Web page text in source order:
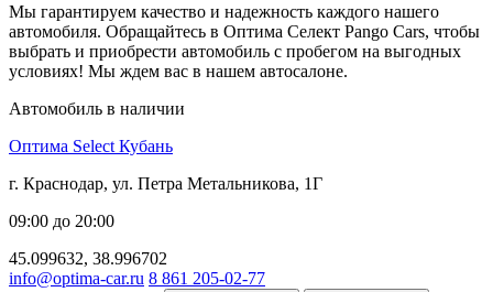
Мы гарантируем качество и надежность каждого нашего
автомобиля. Обращайтесь в Оптима Селект Pango Cars, чтобы
выбрать и приобрести автомобиль с пробегом на выгодных
условиях! Мы ждем вас в нашем автосалоне.
Автомобиль в наличии
Оптима Select Кубань
г. Краснодар, ул. Петра Метальникова, 1Г
09:00 до 20:00
45.099632, 38.996702
info@optima-car.ru 8 861 205-02-77